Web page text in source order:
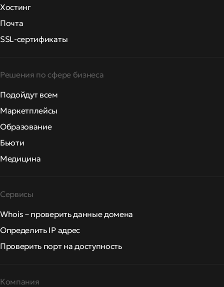
Хостинг
Почта
SSL-сертификаты
Решения по сфере бизнеса
Подойдут всем
Маркетплейсы
Образование
Бьюти
Медицина
Сервисы
Whois – проверить данные домена
Определить IP адрес
Проверить порт на доступность
Компания